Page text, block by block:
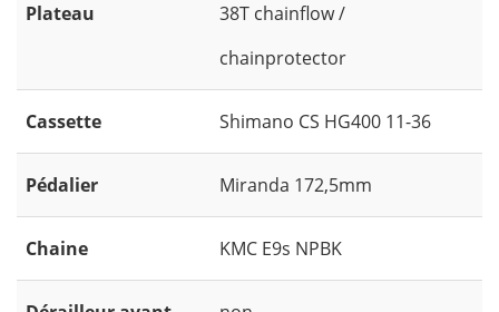
Plateau
38T chainflow /
chainprotector
Cassette Shimano CS HG400 11-36
Pédalier Miranda 172,5mm
Chaine KMC E9s NPBK